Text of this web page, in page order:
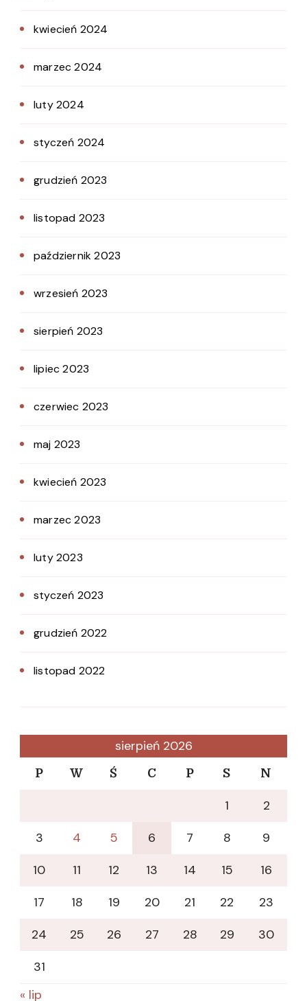
kwiecień 2024
marzec 2024
luty 2024
styczeń 2024
grudzień 2023
listopad 2023
październik 2023
wrzesień 2023
sierpień 2023
lipiec 2023
czerwiec 2023
maj 2023
kwiecień 2023
marzec 2023
luty 2023
styczeń 2023
grudzień 2022
listopad 2022
sierpień 2026
P W Ś C P S N
1
2
3
4 5 6 7 8
9
10
11 12 13 14 15
16
17
18 19 20 21 22
23
24
25 26 27 28 29
30
31
« lip